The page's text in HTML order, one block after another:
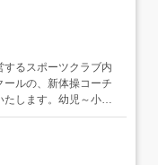
するスポーツクラブ内
ルの、新体操コーチ
たします。幼児～小学
・レッスン指導をお願
国の直営店舗及び本